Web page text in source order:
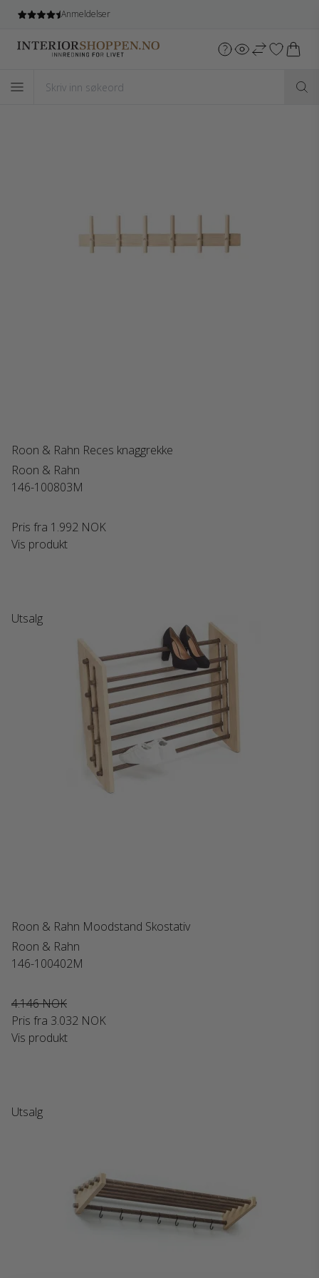
Anmeldelser
Roon & Rahn Reces knaggrekke
Roon & Rahn
146-100803M
Pris fra 1.992 NOK
Vis produkt
Utsalg
Roon & Rahn Moodstand Skostativ
Roon & Rahn
146-100402M
4.146 NOK
Pris fra 3.032 NOK
Vis produkt
Utsalg